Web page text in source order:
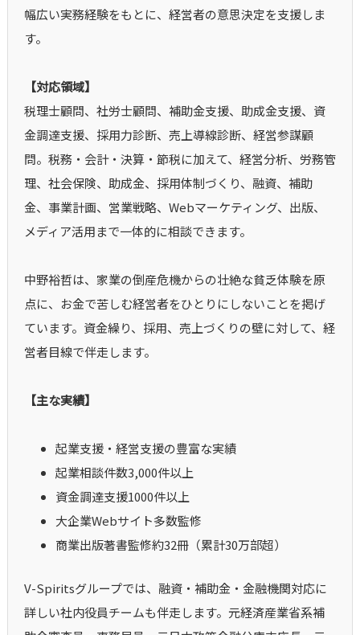
幅広い実務経験をもとに、経営者の意思決定を支援しま
す。
【対応領域】
税理士顧問、社労士顧問、補助金支援、助成金支援、資
金調達支援、採用力診断、売上導線診断、経営参謀顧
問。税務・会計・決算・節税に加えて、経営分析、労務管
理、社会保険、助成金、採用体制づくり、融資、補助
金、事業計画、営業戦略、Webマーケティング、出版、
メディア活用まで一体的に相談できます。
中野裕哲は、家業の倒産危機からの壮絶な貧乏体験を原
点に、お金で苦しむ経営者をひとりにしないことを掲げ
ています。資金繰り、採用、売上づくりの壁に対して、経
営者目線で伴走します。
【主な実績】
起業支援・経営支援の豊富な実績
起業相談件数3,000件以上
資金調達支援1000件以上
大企業Webサイト多数監修
商業出版著書監修約32冊（累計30万部超）
V-Spiritsグループでは、融資・補助金・金融機関対応に
詳しい社内役員チームも伴走します。元経済産業省系補